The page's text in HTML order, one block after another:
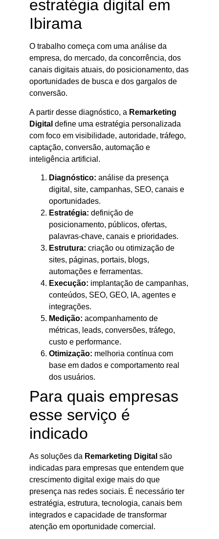
estratégia digital em
Ibirama
O trabalho começa com uma análise da
empresa, do mercado, da concorrência, dos
canais digitais atuais, do posicionamento, das
oportunidades de busca e dos gargalos de
conversão.
A partir desse diagnóstico, a Remarketing
Digital define uma estratégia personalizada
com foco em visibilidade, autoridade, tráfego,
captação, conversão, automação e
inteligência artificial.
Diagnóstico: análise da presença
digital, site, campanhas, SEO, canais e
oportunidades.
Estratégia: definição de
posicionamento, públicos, ofertas,
palavras-chave, canais e prioridades.
Estrutura: criação ou otimização de
sites, páginas, portais, blogs,
automações e ferramentas.
Execução: implantação de campanhas,
conteúdos, SEO, GEO, IA, agentes e
integrações.
Medição: acompanhamento de
métricas, leads, conversões, tráfego,
custo e performance.
Otimização: melhoria contínua com
base em dados e comportamento real
dos usuários.
Para quais empresas
esse serviço é
indicado
As soluções da Remarketing Digital são
indicadas para empresas que entendem que
crescimento digital exige mais do que
presença nas redes sociais. É necessário ter
estratégia, estrutura, tecnologia, canais bem
integrados e capacidade de transformar
atenção em oportunidade comercial.